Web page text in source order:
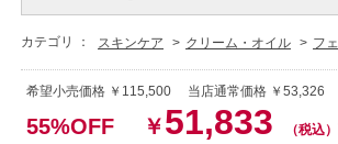
カテゴリ ： スキンケア クリーム・オイル フ
希望小売価格 ￥115,500 当店通常価格 ￥53,326
55%OFF ￥51,833 （税込）